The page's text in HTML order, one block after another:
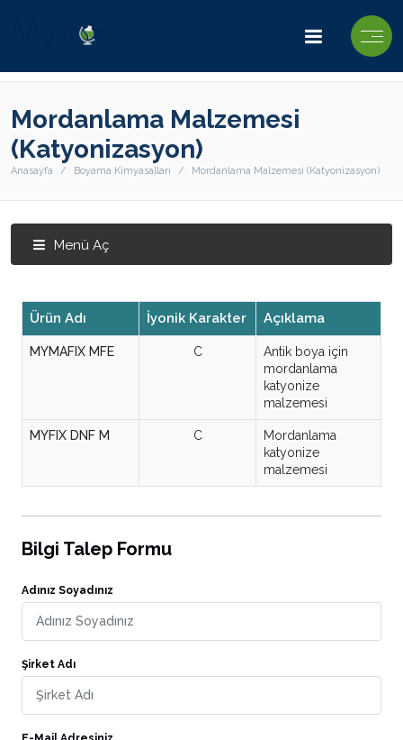
Mordanlama Malzemesi
(Katyonizasyon)
Anasayfa Boyama Kimyasalları Mordanlama Malzemesi (Katyonizasyon)
Menü Aç
Ürün Adı İyonik Karakter Açıklama
MYMAFIX MFE C
Antik boya için
mordanlama
katyonize
malzemesi
MYFIX DNF M C
Mordanlama
katyonize
malzemesi
Bilgi Talep Formu
Adınız Soyadınız
Şirket Adı